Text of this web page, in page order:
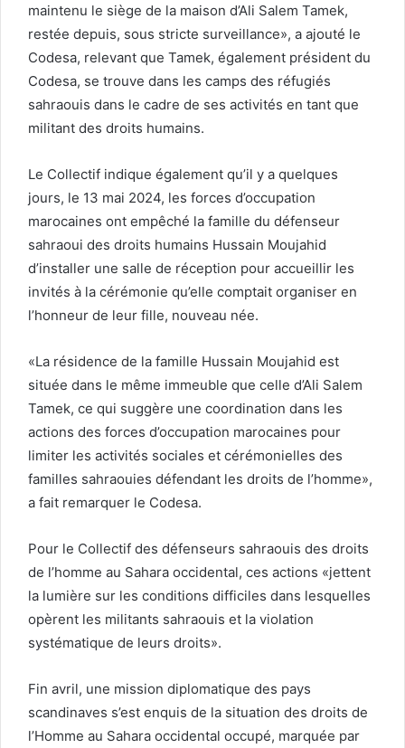
maintenu le siège de la maison d’Ali Salem Tamek,
restée depuis, sous stricte surveillance», a ajouté le
Codesa, relevant que Tamek, également président du
Codesa, se trouve dans les camps des réfugiés
sahraouis dans le cadre de ses activités en tant que
militant des droits humains.
Le Collectif indique également qu’il y a quelques
jours, le 13 mai 2024, les forces d’occupation
marocaines ont empêché la famille du défenseur
sahraoui des droits humains Hussain Moujahid
d’installer une salle de réception pour accueillir les
invités à la cérémonie qu’elle comptait organiser en
l’honneur de leur fille, nouveau née.
«La résidence de la famille Hussain Moujahid est
située dans le même immeuble que celle d’Ali Salem
Tamek, ce qui suggère une coordination dans les
actions des forces d’occupation marocaines pour
limiter les activités sociales et cérémonielles des
familles sahraouies défendant les droits de l’homme»,
a fait remarquer le Codesa.
Pour le Collectif des défenseurs sahraouis des droits
de l’homme au Sahara occidental, ces actions «jettent
la lumière sur les conditions difficiles dans lesquelles
opèrent les militants sahraouis et la violation
systématique de leurs droits».
Fin avril, une mission diplomatique des pays
scandinaves s’est enquis de la situation des droits de
l’Homme au Sahara occidental occupé, marquée par